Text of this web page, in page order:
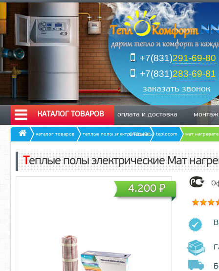
+7(831)291-69-80
+7(831)283-69-81
заказать звонок
КАТАЛОГ ТОВАРОВ оплата и доставка монтаж
отзывы
каталог товаров теплые полы электрические teplocom мат
Теплые полы электрические Мат
4.200₽